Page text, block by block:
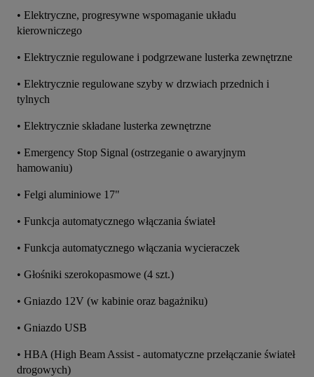
• Elektryczne, progresywne wspomaganie układu
kierowniczego
• Elektrycznie regulowane i podgrzewane lusterka zewnętrzne
• Elektrycznie regulowane szyby w drzwiach przednich i
tylnych
• Elektrycznie składane lusterka zewnętrzne
• Emergency Stop Signal (ostrzeganie o awaryjnym
hamowaniu)
• Felgi aluminiowe 17"
• Funkcja automatycznego włączania świateł
• Funkcja automatycznego włączania wycieraczek
• Głośniki szerokopasmowe (4 szt.)
• Gniazdo 12V (w kabinie oraz bagażniku)
• Gniazdo USB
• HBA (High Beam Assist - automatyczne przełączanie świateł
drogowych)